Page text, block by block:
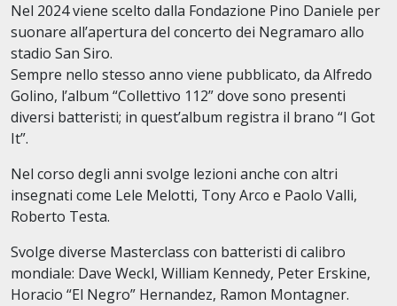
Nel 2024 viene scelto dalla Fondazione Pino Daniele per
suonare all’apertura del concerto dei Negramaro allo
stadio San Siro.
Sempre nello stesso anno viene pubblicato, da Alfredo
Golino, l’album “Collettivo 112” dove sono presenti
diversi batteristi; in quest’album registra il brano “I Got
It”.
Nel corso degli anni svolge lezioni anche con altri
insegnati come Lele Melotti, Tony Arco e Paolo Valli,
Roberto Testa.
Svolge diverse Masterclass con batteristi di calibro
mondiale: Dave Weckl, William Kennedy, Peter Erskine,
Horacio “El Negro” Hernandez, Ramon Montagner.